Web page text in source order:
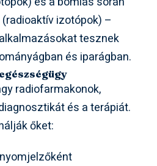
izotópok) –
tesznek
és iparágban.
radiofarmakonok,
és a terápiát.
őket: